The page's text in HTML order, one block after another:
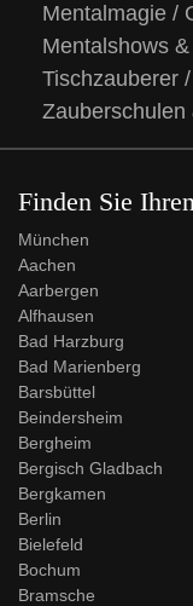
Mentalmagie /
Mentalshows
Tischzauberer
Zauberschulen
Finden Sie
München
Aachen
Aarbergen
Alfhausen
Bad Harzburg
Bad Marienberg
Barsbüttel
Beindersheim
Bergheim
Bergisch Gladbach
Bergkamen
Berlin
Bielefeld
Bochum
Bramsche